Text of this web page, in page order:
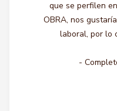
que se perfilen
OBRA, nos
laboral, por lo
-